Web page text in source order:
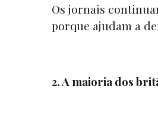
Os jornais
porque ajudam a
2. A maioria dos